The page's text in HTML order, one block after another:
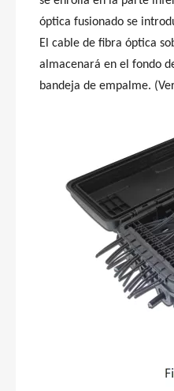
óptica fusionado se
El cable de fibra óptica
almacenará en el fondo
bandeja de empalme.